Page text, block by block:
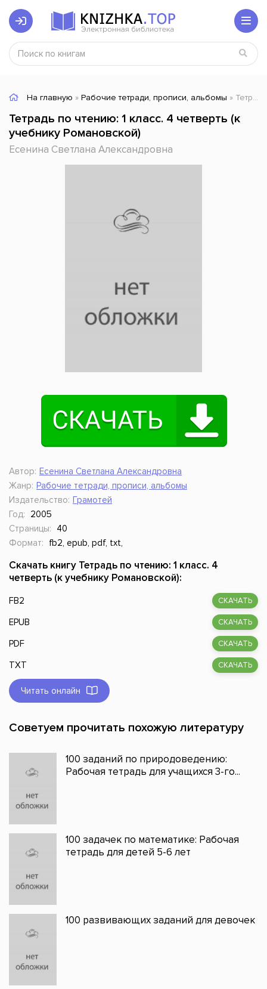
На главную » Рабочие тетради, прописи, альбомы » Тетрадь по чтению: 1 класс. 4 четверть (к учебнику Романовской)
Тетрадь по чтению: 1 класс. 4 четверть (к
учебнику Романовской)
Есенина Светлана Александровна
Автор: Есенина Светлана Александровна
Жанр: Рабочие тетради, прописи, альбомы
Издательство: Грамотей
Год:
2005
Страницы:
40
Формат:
fb2, epub, pdf, txt,
Скачать книгу Тетрадь по чтению: 1 класс. 4
четверть (к учебнику Романовской):
FB2 СКАЧАТЬ
EPUB СКАЧАТЬ
PDF СКАЧАТЬ
TXT СКАЧАТЬ
Читать онлайн
Советуем прочитать похожую литературу
100 заданий по природоведению:
Рабочая тетрадь для учащихся 3-го...
100 задачек по математике: Рабочая
тетрадь для детей 5-6 лет
100 развивающих заданий для девочек